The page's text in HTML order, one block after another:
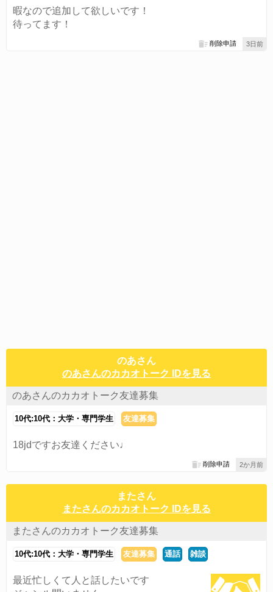
暇なので追加して欲しいです！
待ってます！
3日前
削除申請
のあさん
のあさんのカカオトーク IDを見る
のあさんのカカオトーク友達募集
10代:10代：大学・専門学生 友達募集
18jdですお友達ください♩
2か月前
削除申請
またさん
またさんのカカオトーク IDを見る
またさんのカカオトーク友達募集
10代:10代：大学・専門学生 友達募集 通話 雑談
最近忙しくて人と話したいです